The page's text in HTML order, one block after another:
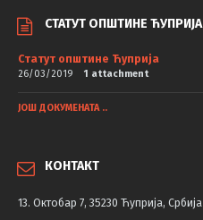
СТАТУТ ОПШТИНЕ ЋУПРИЈА
Статут општине Ћуприја
26/03/2019 1 attachment
ЈОШ ДОКУМЕНАТА ..
КОНТАКТ
13. Октобар 7, 35230 Ћуприја, Србија